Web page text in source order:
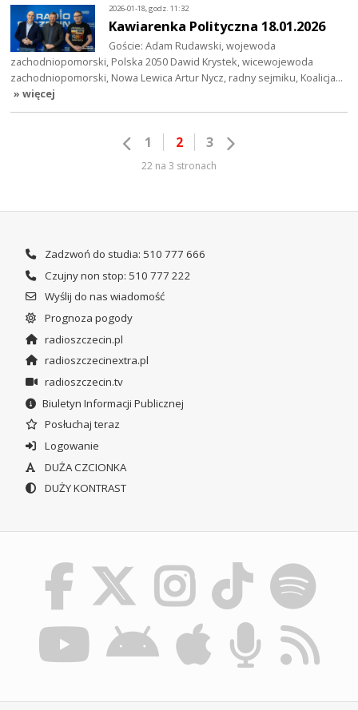
2026-01-18, godz. 11:32
Kawiarenka Polityczna 18.01.2026
Goście: Adam Rudawski, wojewoda
zachodniopomorski, Polska 2050 Dawid Krystek, wicewojewoda
zachodniopomorski, Nowa Lewica Artur Nycz, radny sejmiku, Koalicja…
» więcej
1 2 3
22 na 3 stronach
Zadzwoń do studia: 510 777 666
Czujny non stop: 510 777 222
Wyślij do nas wiadomość
Prognoza pogody
radioszczecin.pl
radioszczecinextra.pl
radioszczecin.tv
Biuletyn Informacji Publicznej
Posłuchaj teraz
Logowanie
DUŻA CZCIONKA
DUŻY KONTRAST